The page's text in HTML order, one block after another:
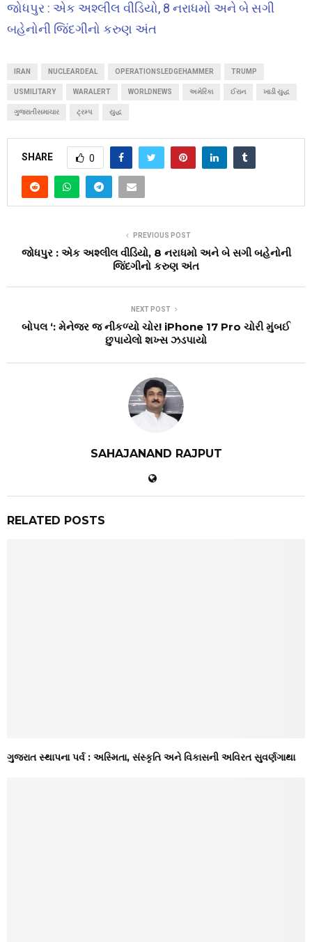
જોધપુર : એક અશ્લીલ વીડિયો, 8 નરાધમો અને બે સગી
બહેનોની જિંદગીનો કરુણ અંત
IRAN NUCLEARDEAL OPERATIONSLEDGEHAMMER TRUMP
USMILITARY WARALERT WORLDNEWS અમેરિકા ઈરાન ખાડી યુદ્ધ
ગુજરાતીસમાચાર ટ્રમ્પ યુદ્ધ
SHARE 0
PREVIOUS POST
જોધપુર : એક અશ્લીલ વીડિયો, 8 નરાધમો અને બે સગી બહેનોની
જિંદગીનો કરુણ અંત
NEXT POST
બોપલ ‘: મેનેજર જ નીકળ્યો ચોર! iPhone 17 Pro ચોરી મુંબઈ
છુપાયેલો શખ્સ ઝડપાયો
SAHAJANAND RAJPUT
RELATED POSTS
ગુજરાત સ્થાપના પર્વ : અસ્મિતા, સંસ્કૃતિ અને વિકાસની અવિરત સુવર્ણગાથા